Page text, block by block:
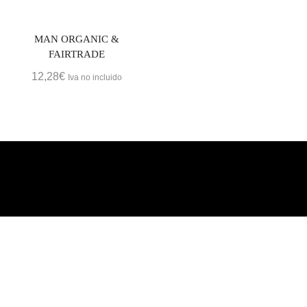
MAN ORGANIC &
FAIRTRADE
12,28€ Iva no incluido